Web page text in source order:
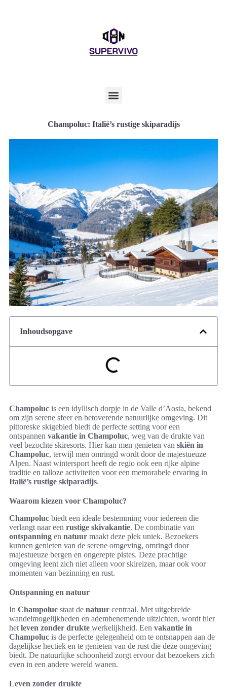
Champoluc: Italië’s rustige skiparadijs
Inhoudsopgave
Champoluc is een idyllisch dorpje in de Valle d’Aosta, bekend
om zijn serene sfeer en betoverende natuurlijke omgeving. Dit
pittoreske skigebied biedt de perfecte setting voor een
ontspannen vakantie in Champoluc, weg van de drukte van
veel bezochte skiresorts. Hier kan men genieten van skiën in
Champoluc, terwijl men omringd wordt door de majestueuze
Alpen. Naast wintersport heeft de regio ook een rijke alpine
traditie en talloze activiteiten voor een memorabele ervaring in
Italië’s rustige skiparadijs.
Waarom kiezen voor Champoluc?
Champoluc biedt een ideale bestemming voor iedereen die
verlangt naar een rustige skivakantie. De combinatie van
ontspanning en natuur maakt deze plek uniek. Bezoekers
kunnen genieten van de serene omgeving, omringd door
majestueuze bergen en ongerepte pistes. Deze prachtige
omgeving leent zich niet alleen voor skireizen, maar ook voor
momenten van bezinning en rust.
Ontspanning en natuur
In Champoluc staat de natuur centraal. Met uitgebreide
wandelmogelijkheden en adembenemende uitzichten, wordt hier
het leven zonder drukte werkelijkheid. Een vakantie in
Champoluc is de perfecte gelegenheid om te ontsnappen aan de
dagelijkse hectiek en te genieten van de rust die deze omgeving
biedt. De natuurlijke schoonheid zorgt ervoor dat bezoekers zich
even in een andere wereld wanen.
Leven zonder drukte